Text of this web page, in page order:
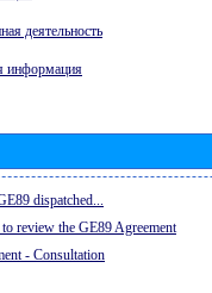
деятельность
информация
dispatched...
review the GE89 Agreement
- Consultation